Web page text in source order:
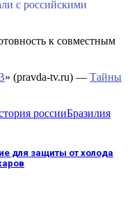
с российскими
к совместным
» (pravda-tv.ru) — Тайны
россииБразилия
для защиты от холода